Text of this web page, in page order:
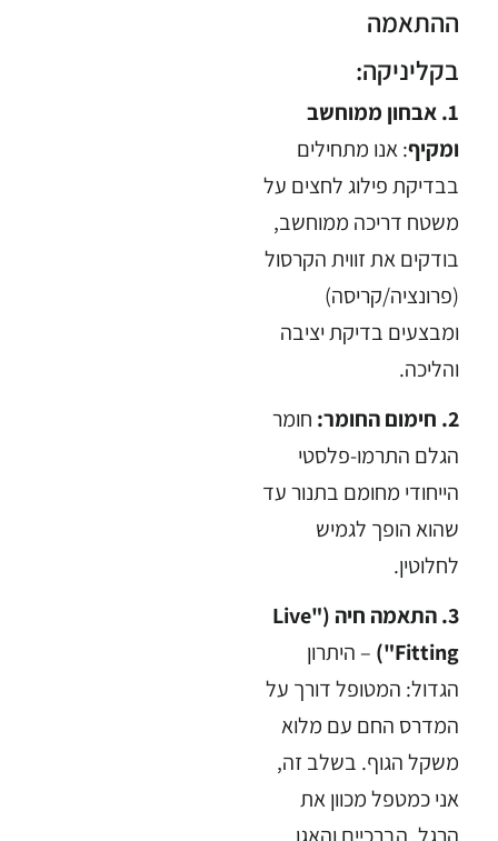
ההתאמה
בקליניקה:
1. אבחון ממוחשב
ומקיף: אנו מתחילים
בבדיקת פילוג לחצים על
משטח דריכה ממוחשב,
בודקים את זווית הקרסול
(פרונציה/קריסה)
ומבצעים בדיקת יציבה
והליכה.
2. חימום החומר:
חומר
הגלם התרמו-פלסטי
הייחודי מחומם בתנור עד
שהוא הופך לגמיש
לחלוטין.
3. התאמה חיה ("Live
Fitting")
– היתרון
הגדול: המטופל דורך על
המדרס החם עם מלוא
משקל הגוף. בשלב זה,
אני כמטפל מכוון את
הרגל, הברכיים והאגן